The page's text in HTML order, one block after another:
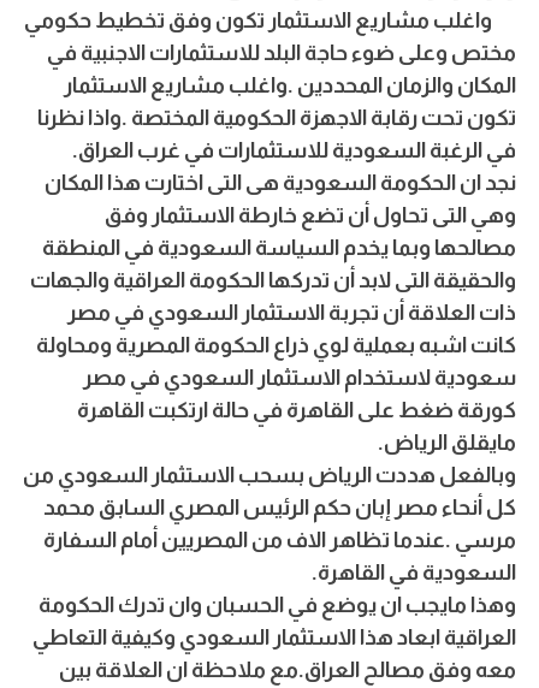
واغلب مشاريع الاستثمار تكون وفق تخطيط حكومي
مختص وعلى ضوء حاجة البلد للاستثمارات الاجنبية في
المكان والزمان المحددين .واغلب مشاريع الاستثمار
تكون تحت رقابة الاجهزة الحكومية المختصة .واذا نظرنا
في الرغبة السعودية للاستثمارات في غرب العراق.
نجد ان الحكومة السعودية هى التى اختارت هذا المكان
وهي التى تحاول أن تضع خارطة الاستثمار وفق
مصالحها وبما يخدم السياسة السعودية في المنطقة
والحقيقة التى لابد أن تدركها الحكومة العراقية والجهات
ذات العلاقة أن تجربة الاستثمار السعودي في مصر
كانت اشبه بعملية لوي ذراع الحكومة المصرية ومحاولة
سعودية لاستخدام الاستثمار السعودي في مصر
كورقة ضغط على القاهرة في حالة ارتكبت القاهرة
مايقلق الرياض.
وبالفعل هددت الرياض بسحب الاستثمار السعودي من
كل أنحاء مصر إبان حكم الرئيس المصري السابق محمد
مرسي .عندما تظاهر الاف من المصريين أمام السفارة
السعودية في القاهرة.
وهذا مايجب ان يوضع في الحسبان وان تدرك الحكومة
العراقية ابعاد هذا الاستثمار السعودي وكيفية التعاطي
معه وفق مصالح العراق.مع ملاحظة ان العلاقة بين